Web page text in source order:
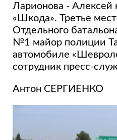
Ларионова - Алексей
«Шкода». Третье
Отдельного
№1 майор полиции
автомобиле
сотрудник пресс-
Антон СЕРГИЕНКО